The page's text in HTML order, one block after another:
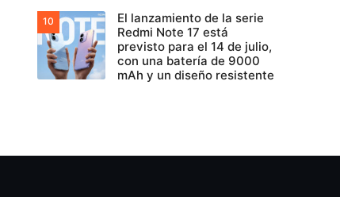
El lanzamiento de la serie
Redmi Note 17 está
previsto para el 14 de julio,
con una batería de 9000
mAh y un diseño resistente